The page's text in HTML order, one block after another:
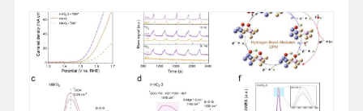
化学研究所姜标研究员、中国科...